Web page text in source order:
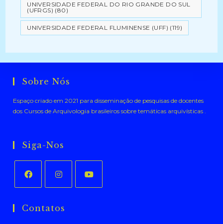
UNIVERSIDADE FEDERAL DO RIO GRANDE DO SUL
(UFRGS) (80)
UNIVERSIDADE FEDERAL FLUMINENSE (UFF) (119)
Sobre Nós
Espaço criado em 2021 para disseminação de pesquisas de docentes
dos Cursos de Arquivologia brasileiros sobre temáticas arquivísticas .
Siga-Nos
em
em
Contatos